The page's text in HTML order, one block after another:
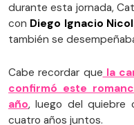
durante esta jornada,
con Diego Ignacio
también se
Cabe recordar que la
confirmó este
año, luego del quiebre
cuatro años juntos.